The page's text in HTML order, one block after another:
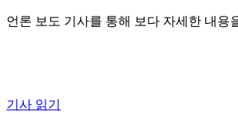
언론 보도 기사를 통해 보다 자세한 내용
기사 읽기